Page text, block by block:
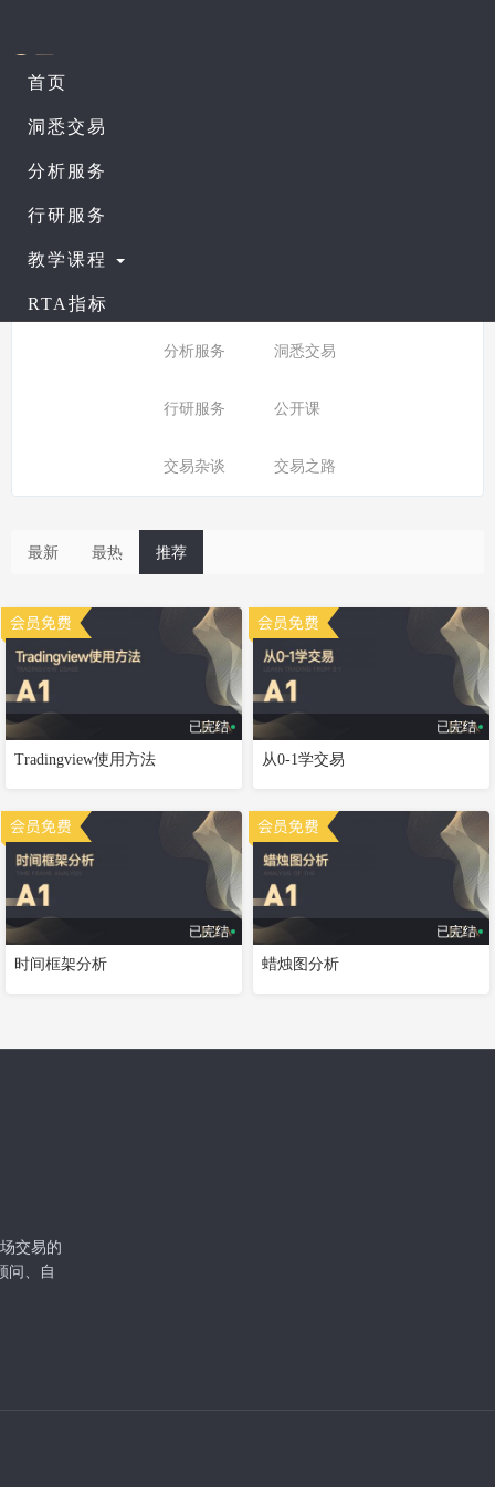
首页
洞悉交易
分析服务
行研服务
教学课程
RTA指标
课程列表
所有分类：
分析服务 洞悉交易
行研服务 公开课
交易杂谈 交易之路
最新 最热 推荐
已完结
Tradingview使用方法
已完结
从0-1学交易
已完结
时间框架分析
已完结
蜡烛图分析
交易的
问、自